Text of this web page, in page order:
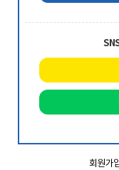
회원가